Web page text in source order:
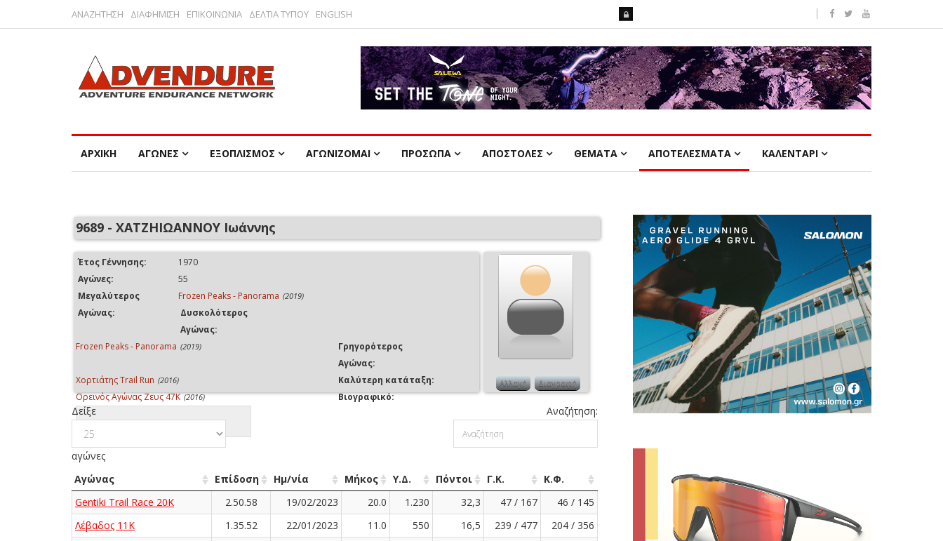
ΑΝΑΖΗΤΗΣΗ ΔΙΑΦΗΜΙΣΗ ΕΠΙΚΟΙΝΩΝΙΑ ΔΕΛΤΙΑ ΤΥΠΟΥ ENGLISH
ΑΡΧΙΚΗ ΑΓΩΝΕΣ ΕΞΟΠΛΙΣΜΟΣ ΑΓΩΝΙΖΟΜΑΙ ΠΡΟΣΩΠΑ ΑΠΟΣΤΟΛΕΣ ΘΕΜΑΤΑ ΑΠΟΤΕΛΕΣΜΑΤΑ ΚΑΛΕΝΤΑΡΙ
9689 - ΧΑΤΖΗΙΩΑΝΝΟΥ Ιωάννης
Έτος Γέννησης:
1970
Αγώνες:
55
Μεγαλύτερος
Αγώνας:
Frozen Peaks - Panorama (2019)
Δυσκολότερος
Αγώνας:
Frozen Peaks - Panorama (2019)
Γρηγορότερος
Αγώνας:
Χορτιάτης Trail Run (2016)
Καλύτερη κατάταξη:
Ορεινός Αγώνας Ζευς 47K (2016) Βιογραφικό:
Αλλαγή Διαγραφή
Δείξε
αγώνες
Αναζήτηση:
Αγώνας Επίδοση Ημ/νία Μήκος Υ.Δ. Πόντοι Γ.Κ.
Κ.Φ.
Gentiki Trail Race 20K
2.50.58 19/02/2023 20.0 1.230 32,3 47 / 167
46 / 145
Λέβαδος 11K
1.35.52 22/01/2023 11.0 550 16,5 239 / 477
204 / 356